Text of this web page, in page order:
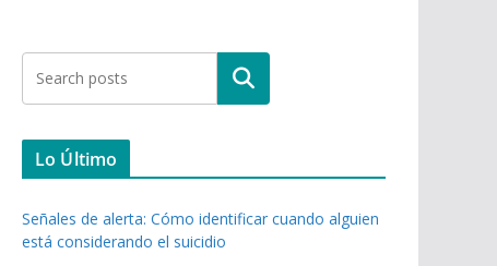
Buscar
Lo Último
Señales de alerta: Cómo identificar cuando alguien
está considerando el suicidio